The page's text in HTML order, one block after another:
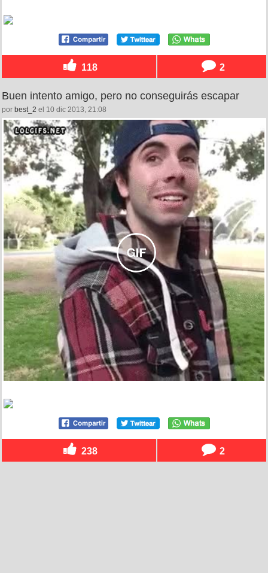
118 2
Buen intento amigo, pero no conseguirás escapar
por best_2 el 10 dic 2013, 21:08
238 2